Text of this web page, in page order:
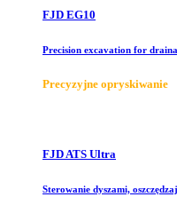
FJD EG10
Precision excavation for
Precyzyjne opryskiwanie
FJD ATS Ultra
Sterowanie dyszami,